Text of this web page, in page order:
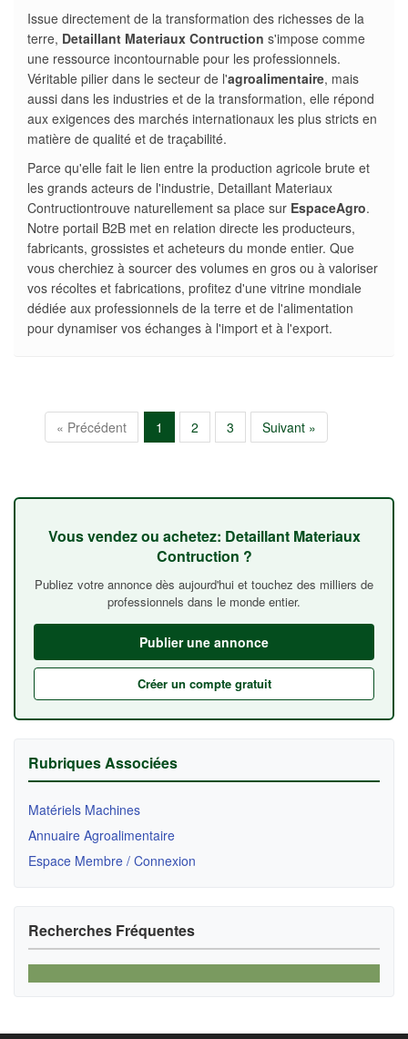
Issue directement de la transformation des richesses de la
terre, Detaillant Materiaux Contruction s'impose comme
une ressource incontournable pour les professionnels.
Véritable pilier dans le secteur de l'agroalimentaire, mais
aussi dans les industries et de la transformation, elle répond
aux exigences des marchés internationaux les plus stricts en
matière de qualité et de traçabilité.
Parce qu'elle fait le lien entre la production agricole brute et
les grands acteurs de l'industrie, Detaillant Materiaux
Contructiontrouve naturellement sa place sur EspaceAgro.
Notre portail B2B met en relation directe les producteurs,
fabricants, grossistes et acheteurs du monde entier. Que
vous cherchiez à sourcer des volumes en gros ou à valoriser
vos récoltes et fabrications, profitez d'une vitrine mondiale
dédiée aux professionnels de la terre et de l'alimentation
pour dynamiser vos échanges à l'import et à l'export.
« Précédent 1 2 3 Suivant »
Vous vendez ou achetez: Detaillant Materiaux
Contruction ?
Publiez votre annonce dès aujourd'hui et touchez des milliers de
professionnels dans le monde entier.
Publier une annonce
Créer un compte gratuit
Rubriques Associées
Matériels Machines
Annuaire Agroalimentaire
Espace Membre / Connexion
Recherches Fréquentes